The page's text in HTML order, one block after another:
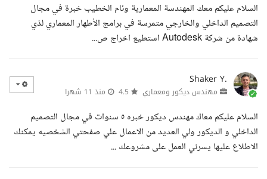
السلام عليكم معك المهندسة المعمارية وئام الخطيب خبرة في مجال
التصميم الداخلي والخارجي متمرسة في برامج الأطهار المعماري لذي
شهادة من شركة Autodesk استطيع اخراج ص...
Shaker Y.
مهندس ديكور ومعماري منذ 11 شهرا
السلام عليكم معاك مهندس ديكور خبره ٥ سنوات في مجال التصميم
الداخلي و الديكور ولي العديد من الاعمال علي صفحتي الشخصيه يمكنك
الاطلاع عليها يسرني العمل على مشروعك ...